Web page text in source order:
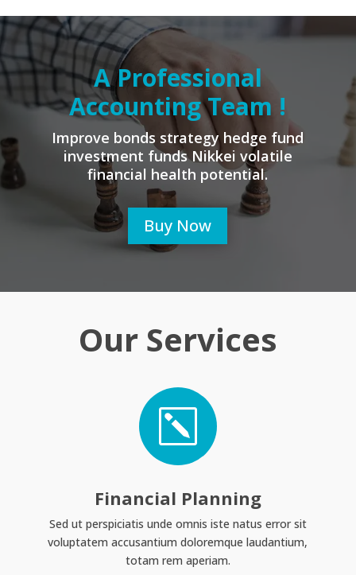
A Professional
Accounting Team !
Improve bonds strategy hedge fund
investment funds Nikkei volatile
financial health potential.
Buy Now
Our Services
k
Financial Planning
Sed ut perspiciatis unde omnis iste natus error sit
voluptatem accusantium doloremque laudantium,
totam rem aperiam.